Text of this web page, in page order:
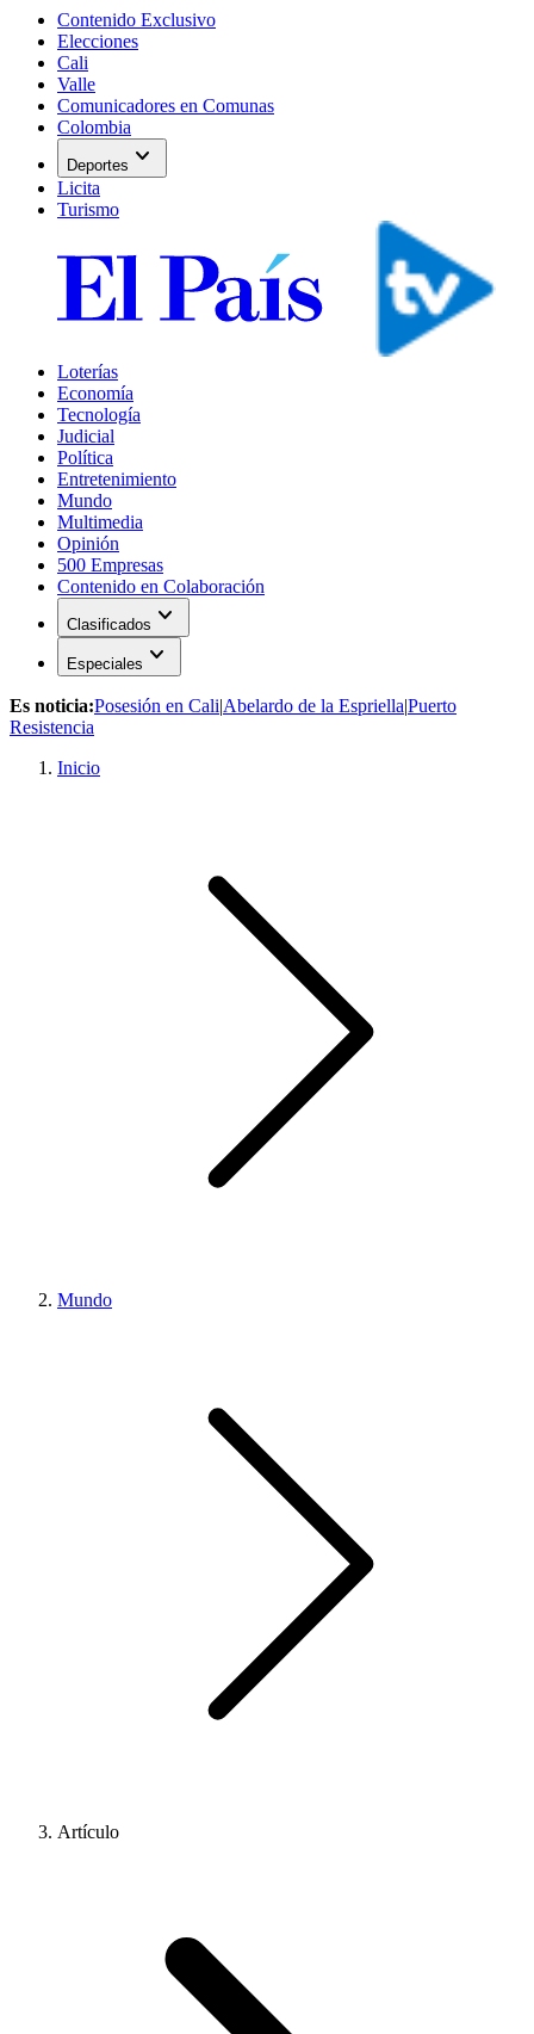
Contenido Exclusivo
Elecciones
Cali
Valle
Comunicadores en Comunas
Colombia
Deportes expand_more
Licita
Turismo
Loterías
Economía
Tecnología
Judicial
Política
Entretenimiento
Mundo
Multimedia
Opinión
500 Empresas
Contenido en Colaboración
Clasificados expand_more
Especiales expand_more
Es noticia:Posesión en Cali|Abelardo de la Espriella|Puerto
Resistencia
Inicio
Mundo
Artículo